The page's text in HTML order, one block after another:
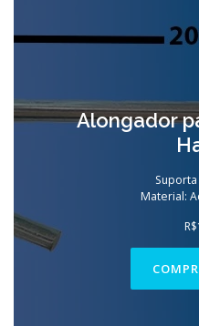
Alongador
Material:
R$